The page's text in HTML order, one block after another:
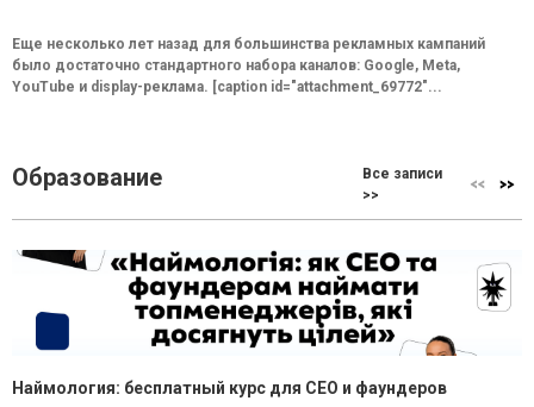
Еще несколько лет назад для большинства рекламных кампаний
было достаточно стандартного набора каналов: Google, Meta,
YouTube и display-реклама. [caption id="attachment_69772"...
Образование
Все записи
>>
Наймология: бесплатный курс для CEO и фаундеров